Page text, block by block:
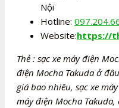
Nội
Hotline:
Website:https://
Thẻ : sạc xe máy điện
điện Mocha Takuda ở
giá bao nhiêu, sạc xe
máy điện Mocha Takuda,